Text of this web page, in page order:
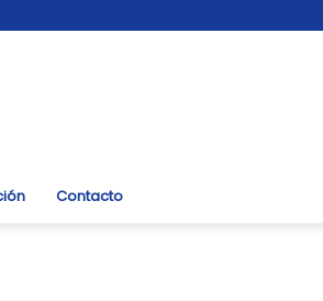
Contacto